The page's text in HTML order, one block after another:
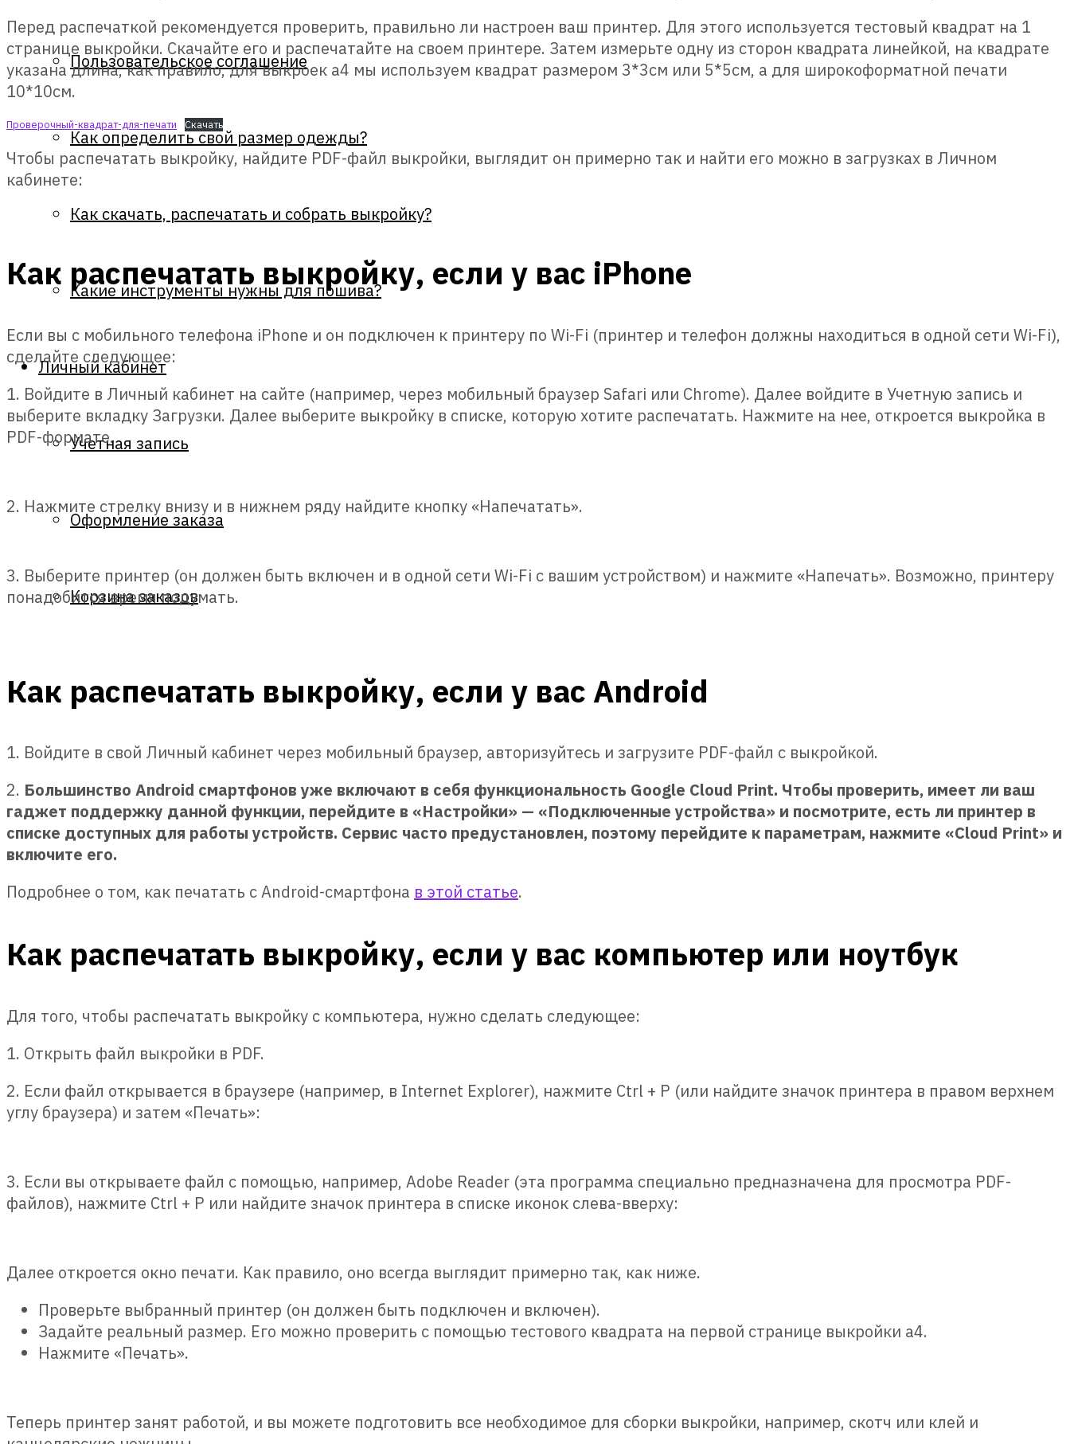
Пользовательское соглашение
Как определить свой размер одежды?
Как скачать, распечатать и собрать выкройку?
Какие инструменты нужны для пошива?
Личный кабинет
Учетная запись
Оформление заказа
Корзина заказов
Перед распечаткой рекомендуется проверить, правильно ли настроен ваш принтер. Для этого используется тестовый квадрат на 1
странице выкройки. Скачайте его и распечатайте на своем принтере. Затем измерьте одну из сторон квадрата линейкой, на квадрате
указана длина, как правило, для выкроек а4 мы используем квадрат размером 3*3см или 5*5см, а для широкоформатной печати
10*10см.
Проверочный-квадрат-для-печати Скачать
Чтобы распечатать выкройку, найдите PDF-файл выкройки, выглядит он примерно так и найти его можно в загрузках в Личном
кабинете:
Как распечатать выкройку, если у вас iPhone
Если вы с мобильного телефона iPhone и он подключен к принтеру по Wi-Fi (принтер и телефон должны находиться в одной сети Wi-Fi),
сделайте следующее:
1. Войдите в Личный кабинет на сайте (например, через мобильный браузер Safari или Chrome). Далее войдите в Учетную запись и
выберите вкладку Загрузки. Далее выберите выкройку в списке, которую хотите распечатать. Нажмите на нее, откроется выкройка в
PDF-формате.
2. Нажмите стрелку внизу и в нижнем ряду найдите кнопку «Напечатать».
3. Выберите принтер (он должен быть включен и в одной сети Wi-Fi с вашим устройством) и нажмите «Напечать». Возможно, принтеру
понадобится время подумать.
Как распечатать выкройку, если у вас Android
1. Войдите в свой Личный кабинет через мобильный браузер, авторизуйтесь и загрузите PDF-файл с выкройкой.
2. Большинство Android смартфонов уже включают в себя функциональность Google Cloud Print. Чтобы проверить, имеет ли ваш
гаджет поддержку данной функции, перейдите в «Настройки» — «Подключенные устройства» и посмотрите, есть ли принтер в
списке доступных для работы устройств. Сервис часто предустановлен, поэтому перейдите к параметрам, нажмите «Cloud Print» и
включите его.
Подробнее о том, как печатать с Android-смартфона в этой статье.
Как распечатать выкройку, если у вас компьютер или ноутбук
Для того, чтобы распечатать выкройку с компьютера, нужно сделать следующее:
1. Открыть файл выкройки в PDF.
2. Если файл открывается в браузере (например, в Internet Explorer), нажмите Ctrl + P (или найдите значок принтера в правом верхнем
углу браузера) и затем «Печать»:
3. Если вы открываете файл с помощью, например, Adobe Reader (эта программа специально предназначена для просмотра PDF-
файлов), нажмите Ctrl + P или найдите значок принтера в списке иконок слева-вверху:
Далее откроется окно печати. Как правило, оно всегда выглядит примерно так, как ниже.
Проверьте выбранный принтер (он должен быть подключен и включен).
Задайте реальный размер. Его можно проверить с помощью тестового квадрата на первой странице выкройки а4.
Нажмите «Печать».
Теперь принтер занят работой, и вы можете подготовить все необходимое для сборки выкройки, например, скотч или клей и